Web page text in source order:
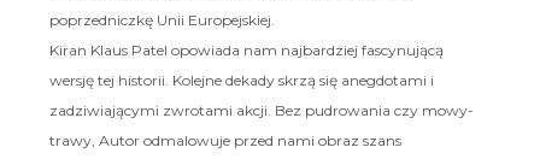
poprzedniczkę Unii Europejskiej.
Kiran Klaus Patel opowiada nam najbardziej fascynującą
wersję tej historii. Kolejne dekady skrzą się anegdotami i
zadziwiającymi zwrotami akcji. Bez pudrowania czy mowy-
trawy, Autor odmalowuje przed nami obraz szans